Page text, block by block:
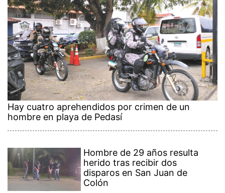
Hay cuatro aprehendidos por crimen de un
hombre en playa de Pedasí
Hombre de 29 años resulta
herido tras recibir dos
disparos en San Juan de
Colón